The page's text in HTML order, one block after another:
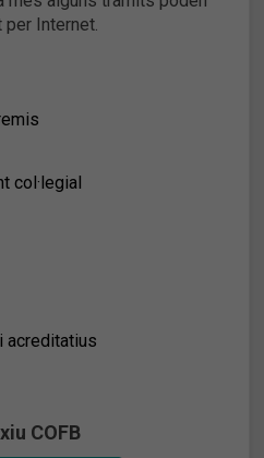
Internet.
col·legial
acreditatius
COFB